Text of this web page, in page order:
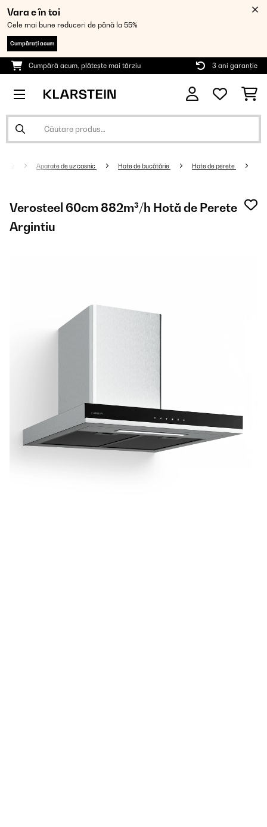
Vara e în toi
Cele mai bune reduceri de până la 55%
Cumpărați acum
Cumpără acum, plătește mai târziu 3 ani garanție
Aparate de uz casnic Hote de bucătărie Hote de perete
Verosteel 60cm 882m³/h Hotă de Perete
Argintiu